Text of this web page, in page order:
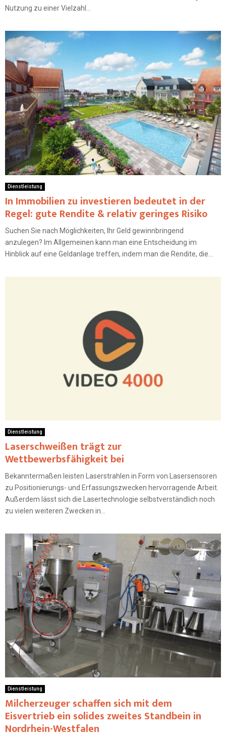
Nutzung zu einer Vielzahl...
Dienstleistung
In Immobilien zu investieren bedeutet in der
Regel: gute Rendite & relativ geringes Risiko
Suchen Sie nach Möglichkeiten, Ihr Geld gewinnbringend
anzulegen? Im Allgemeinen kann man eine Entscheidung im
Hinblick auf eine Geldanlage treffen, indem man die Rendite, die...
Dienstleistung
Laserschweißen trägt zur
Wettbewerbsfähigkeit bei
Bekanntermaßen leisten Laserstrahlen in Form von Lasersensoren
zu Positionierungs- und Erfassungszwecken hervorragende Arbeit.
Außerdem lässt sich die Lasertechnologie selbstverständlich noch
zu vielen weiteren Zwecken in...
Dienstleistung
Milcherzeuger schaffen sich mit dem
Eisvertrieb ein solides zweites Standbein in
Nordrhein-Westfalen